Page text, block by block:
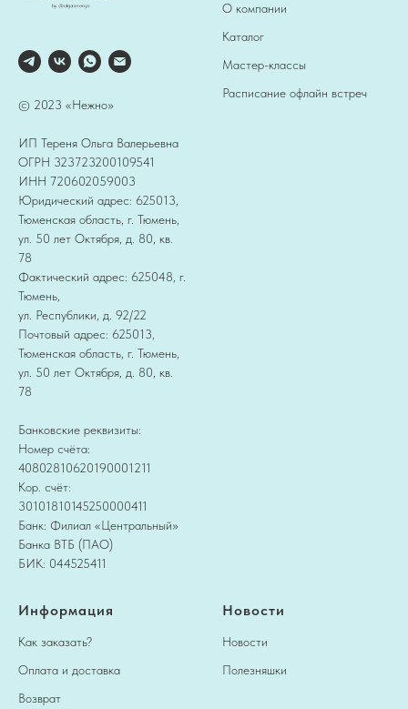
© 2023 «Нежно»
ИП Тереня Ольга Валерьевна
ОГРН 323723200109541
ИНН 720602059003
Юридический адрес: 625013,
Тюменская область, г. Тюмень,
ул. 50 лет Октября, д. 80, кв.
78
Фактический адрес: 625048, г.
Тюмень,
ул. Республики, д. 92/22
Почтовый адрес: 625013,
Тюменская область, г. Тюмень,
ул. 50 лет Октября, д. 80, кв.
78
Банковские реквизиты:
Номер счёта:
40802810620190001211
Кор. счёт:
30101810145250000411
Банк: Филиал «Центральный»
Банка ВТБ (ПАО)
БИК: 044525411
О компании
Каталог
Мастер-классы
Расписание офлайн встреч
Информация
Как заказать?
Оплата и доставка
Возврат
Новости
Новости
Полезняшки